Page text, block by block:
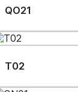
QO21
T02